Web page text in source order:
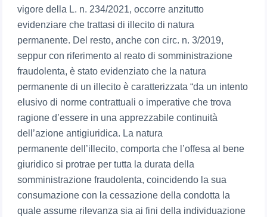
vigore della L. n. 234/2021, occorre anzitutto
evidenziare che trattasi di illecito di natura
permanente. Del resto, anche con circ. n. 3/2019,
seppur con riferimento al reato di somministrazione
fraudolenta, è stato evidenziato che la natura
permanente di un illecito è caratterizzata “da un intento
elusivo di norme contrattuali o imperative che trova
ragione d’essere in una apprezzabile continuità
dell’azione antigiuridica. La natura
permanente dell’illecito, comporta che l’offesa al bene
giuridico si protrae per tutta la durata della
somministrazione fraudolenta, coincidendo la sua
consumazione con la cessazione della condotta la
quale assume rilevanza sia ai fini della individuazione